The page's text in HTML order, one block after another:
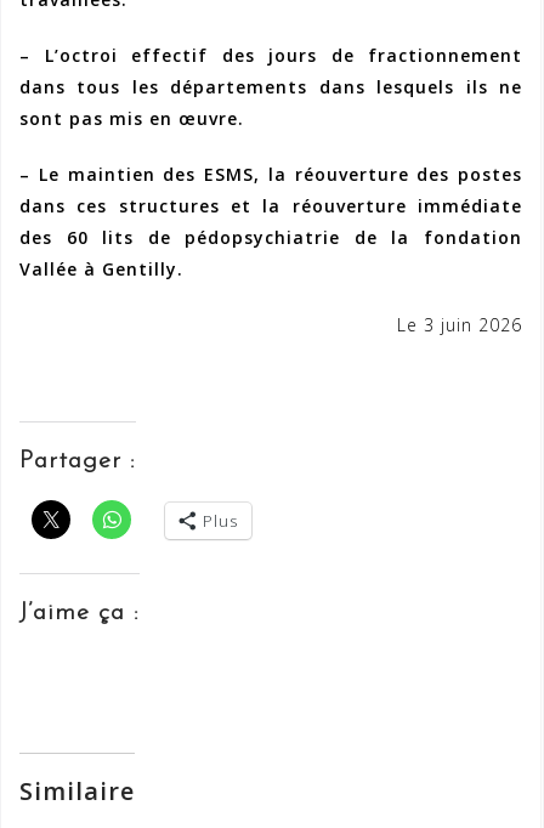
– L’octroi effectif des jours de fractionnement
dans tous les départements dans lesquels ils ne
sont pas mis en œuvre.
– Le maintien des ESMS, la réouverture des postes
dans ces structures et la réouverture immédiate
des 60 lits de pédopsychiatrie de la fondation
Vallée à Gentilly.
Le 3 juin 2026
Partager :
Plus
J’aime ça :
Similaire